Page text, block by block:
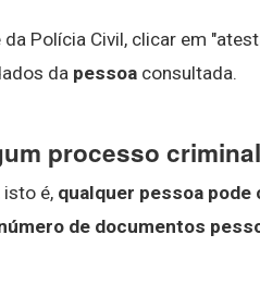
Polícia Civil, clicar em
da pessoa consultada.
processo
isto é, qualquer pessoa
de documentos